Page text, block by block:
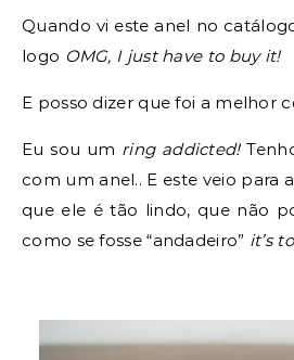
Quando vi este anel no catálogo da Oriflame pensei
logo OMG, I just have to buy it!
E posso dizer que foi a melhor
Eu sou um ring addicted!
com um anel.. E este veio para
que ele é tão lindo, que não
como se fosse “andadeiro” it’s